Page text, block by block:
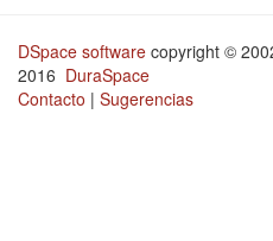
DSpace software copyright ©
2016 DuraSpace
Contacto | Sugerencias